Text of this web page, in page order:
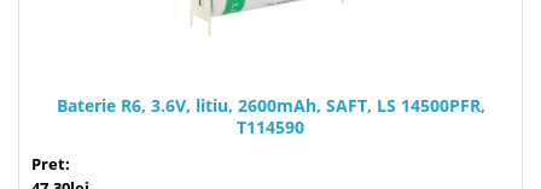
Baterie R6, 3.6V, litiu, 2600mAh, SAFT, LS 14500PFR,
T114590
Pret: